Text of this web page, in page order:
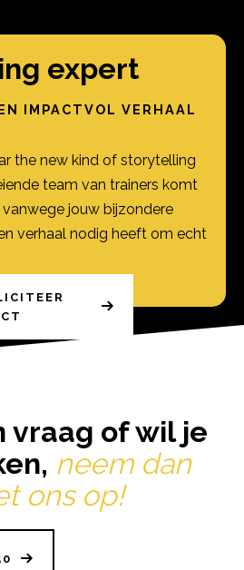
expert
IMPACTVOL VERHAAL
the new kind of storytelling
team van trainers komt
jouw bijzondere
verhaal nodig heeft om echt
vraag of wil je
neem dan
ons op!